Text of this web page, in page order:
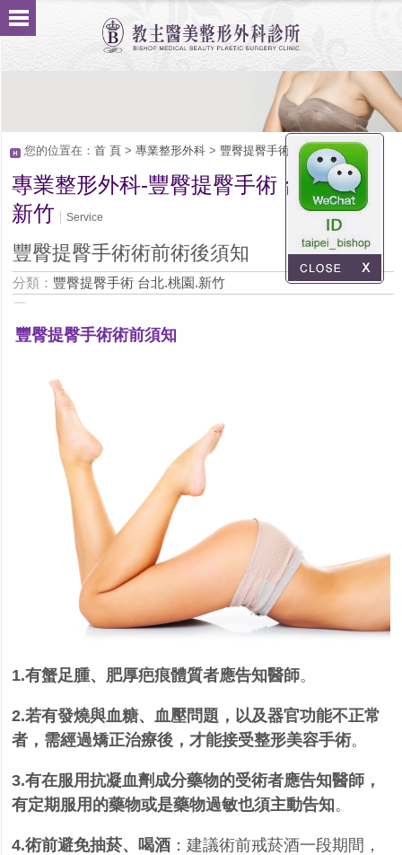
您的位置在： 首 頁> 專業整形外科> 豐臀提臀手術 台北.桃園.新竹
專業整形外科-豐臀提臀手術 台北.桃園.
新竹
Service
豐臀提臀手術術前術後須知
分類： 豐臀提臀手術 台北.桃園.新竹
豐臀提臀手術術前須知
1.有蟹足腫、肥厚疤痕體質者應告知醫師。
2.若有發燒與血糖、血壓問題，以及器官功能不正常
者，需經過矯正治療後，才能接受整形美容手術。
3.有在服用抗凝血劑成分藥物的受術者應告知醫師，
有定期服用的藥物或是藥物過敏也須主動告知。
4.術前避免抽菸、喝酒 ：建議術前戒菸酒一段期間，